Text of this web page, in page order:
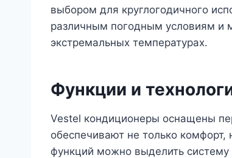
выбором для круглогодичного
различным погодным условиям и
экстремальных температурах․
Функции и
Vestel кондиционеры оснащены
обеспечивают не только комфорт,
функций можно выделить систему